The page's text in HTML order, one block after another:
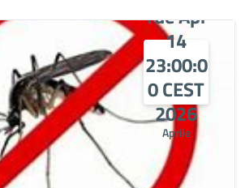
Tue Apr
14
23:00:0
0 CEST
2026
Aprile